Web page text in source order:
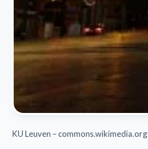
KU Leuven – commons.wikimedia.org